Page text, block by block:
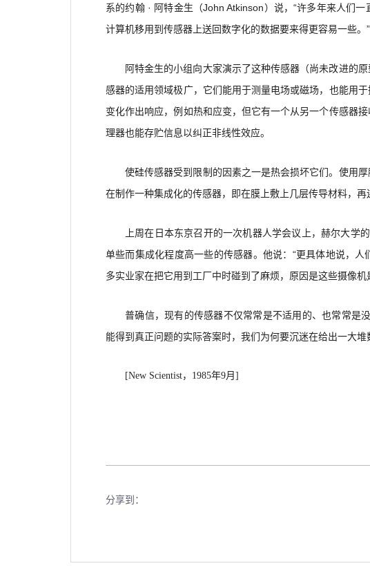
系的约翰 · 阿特金生（John Atkinson）说，“许多年来人们
计算机移用到传感器上送回数字化的数据要来得更容易一些。”
阿特金生的小组向大家演示了这种传感器（尚未改进的
感器的适用领域极广，它们能用于测量电场或磁场，也能用
变化作出响应，例如热和应变，但它有一个从另一个传感器
理器也能存贮信息以纠正非线性效应。
使硅传感器受到限制的因素之一是热会损坏它们。使用
在制作一种集成化的传感器，即在膜上敷上几层传导材料，再
上周在日本东京召开的一次机器人学会议上，赫尔大学
单些而集成化程度高一些的传感器。他说：“更具体地说，
多实业家在把它用到工厂中时碰到了麻烦，原因是这些摄像
普确信，现有的传感器不仅常常是不适用的、也常常是
能得到真正问题的实际答案时，我们为何要沉迷在给出一大堆
[New Scientist，1985年9月]
分享到：